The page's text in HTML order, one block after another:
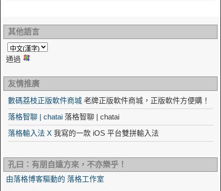
其他語言
通過
友情推廣
數碼荔枝正版軟件商城 老牌正版軟件商城，正版軟件方便購！
落格智聊 | chatai 落格智聊 | chatai
落格輸入法 X 我寫的一款 iOS 平台雙拼輸入法
孔曰：有朋自遠方來，不亦樂乎！
由落格博客驅動的 落格工作室